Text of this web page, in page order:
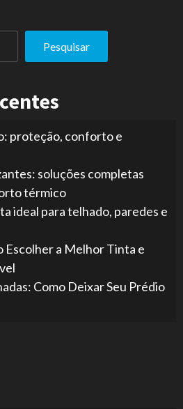
Pesquisar
proteção, conforto e
soluções completas
térmico
ideal para telhado, paredes e
Escolher a Melhor Tinta e
Como Deixar Seu Prédio